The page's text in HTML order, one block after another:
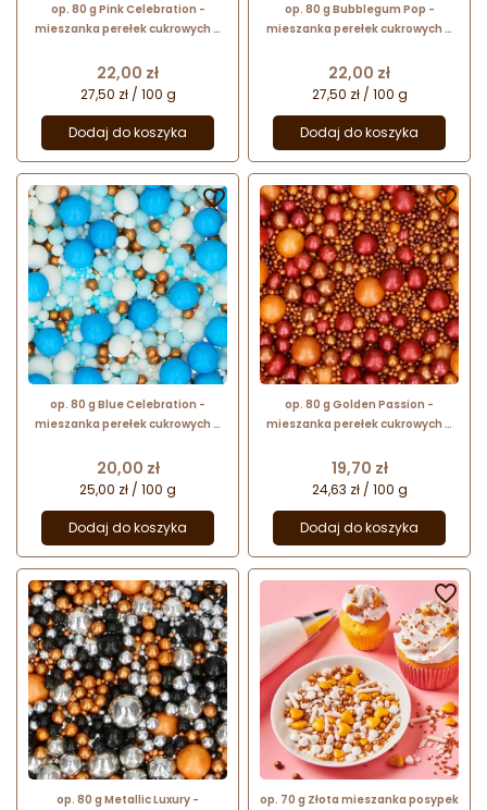
op. 80 g Pink Celebration -
mieszanka perełek cukrowych w
dekoracyjna - Fun Cakes
Cena
22,00 zł
27,50 zł / 100 g
Dodaj do koszyka
op. 80 g Bubblegum Pop -
mieszanka perełek cukrowych w
dekoracyjna - Fun Cakes
Cena
22,00 zł
27,50 zł / 100 g
Dodaj do koszyka
op. 80 g Blue Celebration -
mieszanka perełek cukrowych w
dekoracyjna - Fun Cakes
Cena
20,00 zł
25,00 zł / 100 g
Dodaj do koszyka

op. 80 g Golden Passion -
mieszanka perełek cukrowych w
dekoracyjna - Fun Cakes
Cena
19,70 zł
24,63 zł / 100 g
Dodaj do koszyka

op. 80 g Metallic Luxury -

op. 70 g Złota mieszanka posypek
